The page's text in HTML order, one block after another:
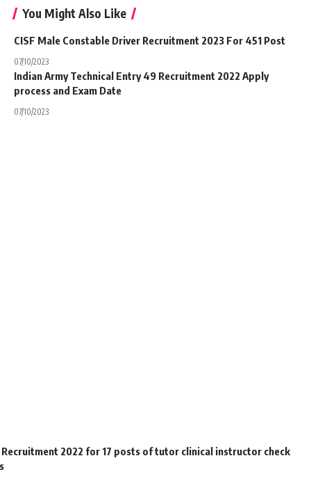
You Might Also Like
CISF Male Constable Driver Recruitment 2023 For 451 Post
07/10/2023
Indian Army Technical Entry 49 Recruitment 2022 Apply
process and Exam Date
07/10/2023
Recruitment 2022 for 17 posts of tutor clinical instructor check